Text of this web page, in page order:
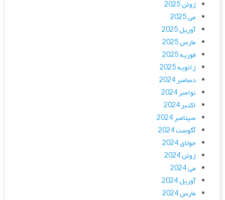
ژوئن 2025
می 2025
آوریل 2025
مارس 2025
فوریه 2025
ژانویه 2025
دسامبر 2024
نوامبر 2024
اکتبر 2024
سپتامبر 2024
آگوست 2024
جولای 2024
ژوئن 2024
می 2024
آوریل 2024
مارس 2024